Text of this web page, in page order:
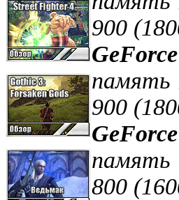
900
память
900
800